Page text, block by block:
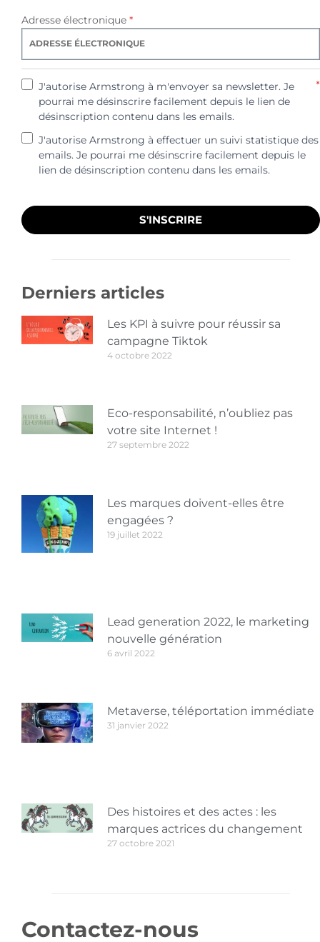
Adresse électronique *
J'autorise Armstrong à m'envoyer sa newsletter. Je
pourrai me désinscrire facilement depuis le lien de
désinscription contenu dans les emails.
*
J'autorise Armstrong à effectuer un suivi statistique des
emails. Je pourrai me désinscrire facilement depuis le
lien de désinscription contenu dans les emails.
S'INSCRIRE
Derniers articles
Les KPI à suivre pour réussir sa
campagne Tiktok
4 octobre 2022
Eco-responsabilité, n’oubliez pas
votre site Internet !
27 septembre 2022
Les marques doivent-elles être
engagées ?
19 juillet 2022
Lead generation 2022, le marketing
nouvelle génération
6 avril 2022
Metaverse, téléportation immédiate
31 janvier 2022
Des histoires et des actes : les
marques actrices du changement
27 octobre 2021
Contactez-nous